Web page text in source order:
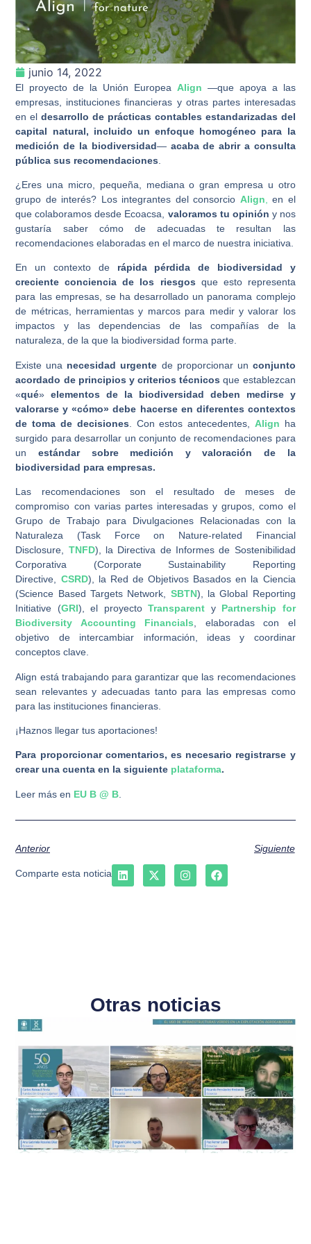
junio 14, 2022
El proyecto de la Unión Europea Align —que apoya a las
empresas, instituciones financieras y otras partes interesadas
en el desarrollo de prácticas contables estandarizadas del
capital natural, incluido un enfoque homogéneo para la
medición de la biodiversidad— acaba de abrir a consulta
pública sus recomendaciones
¿Eres una micro, pequeña, mediana o gran empresa u otro
grupo de interés? Los integrantes del consorcio Align
en el
que colaboramos desde Ecoacsa,
valoramos tu opinión y nos
gustaría saber cómo de adecuadas te resultan las
recomendaciones elaboradas en el marco de nuestra iniciativa.
En un contexto de rápida pérdida de biodiversidad y
creciente conciencia de los riesgos que esto representa
para las empresas, se ha desarrollado un panorama complejo
de métricas, herramientas y marcos para medir y valorar los
impactos y las dependencias de las compañías de la
naturaleza, de la que la biodiversidad forma parte.
Existe una necesidad urgente de proporcionar un conjunto
acordado de principios y criterios técnicos que establezcan
«qué»elementos de la biodiversidad
deben medirse y
valorarse y «cómo» debe hacerse en diferentes contextos
de toma de decisiones . Con estos antecedentes, Align ha
surgido para desarrollar un conjunto de recomendaciones para
un estándar sobre medición y valoración de la
biodiversidad para empresas.
Las recomendaciones son el resultado de meses de
compromiso con varias partes interesadas y grupos, como el
Grupo de Trabajo para Divulgaciones Relacionadas con la
Naturaleza (Task Force on Nature-related Financial
Disclosure, TNFD), la Directiva de Informes de Sostenibilidad
Corporativa (Corporate Sustainability Reporting
Directive, CSRD), la Red de Objetivos Basados en la Ciencia
(Science Based Targets Network, SBTN), la Global Reporting
Initiative (GRI), el proyectoTransparent y Partnership for
Biodiversity Accounting Financials, elaboradas con el
objetivo de intercambiar información, ideas y coordinar
conceptos clave.
Align está trabajando para garantizar que las recomendaciones
sean relevantes y adecuadas tanto para las empresas como
para las instituciones financieras.
¡Haznos llegar tus aportaciones!
Para proporcionar comentarios, es necesario registrarse y
crear una cuenta en la siguiente plataforma.
Leer más en EU B @ B
Anterior Siguiente
Comparte esta noticia
Otras noticias